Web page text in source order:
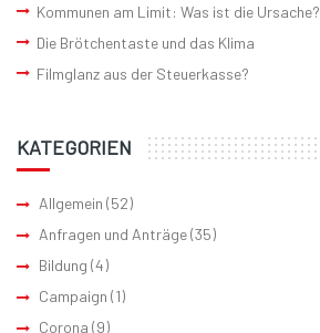
Kommunen am Limit: Was ist die Ursache?
Die Brötchentaste und das Klima
Filmglanz aus der Steuerkasse?
KATEGORIEN
Allgemein (52)
Anfragen und Anträge(35)
Bildung (4)
Campaign (1)
Corona (9)